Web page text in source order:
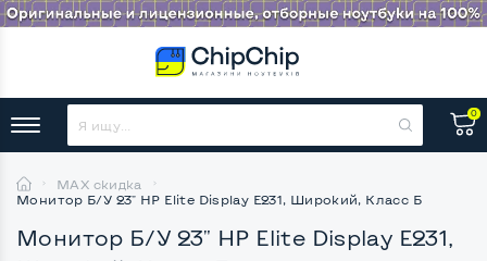
0
MAX скидка
Монитор Б/У 23" HP Elite Display E231, Широкий, Класс Б
Монитор Б/У 23" HP Elite Display E231,